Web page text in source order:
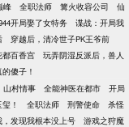
峰 全职法师 篝火收容公司
仙
开局娶了女特务
谍战：开局我
穿越后，清冷世子PK王爷前
都百香宫
玩弄阴湿反派后，兽人
傻子！
山村情事 全能神医在都市
开局
！ 全职法师 刑警使命
杀怪
发现我根本没上号
游戏之狩魔